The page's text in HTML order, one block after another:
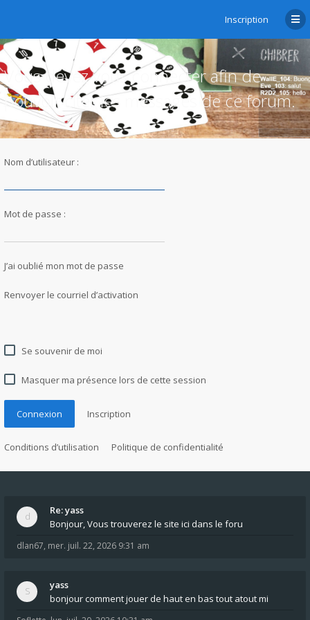
Inscription
Vous devez vous connecter afin de
pouvoir citer les messages de ce forum.
Nom d’utilisateur :
Mot de passe :
J’ai oublié mon mot de passe
Renvoyer le courriel d’activation
Se souvenir de moi
Masquer ma présence lors de cette session
Connexion Inscription
Conditions d’utilisation Politique de confidentialité
Re: yass
Bonjour, Vous trouverez le site ici dans le foru
dlan67, mer. juil. 22, 2026 9:31 am
yass
bonjour comment jouer de haut en bas tout atout mi